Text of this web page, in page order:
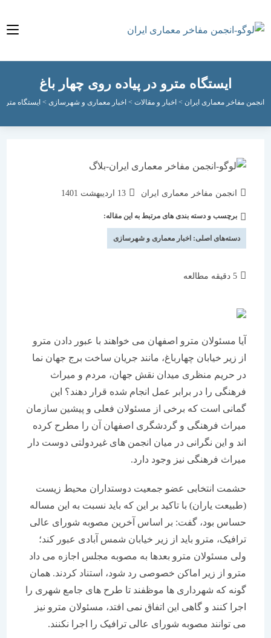
ایستگاه مترو در پیاده روی چهار باغ
مفاخر معماری ایران > اخبار و مقالات>اخبار معماری و شهرسازی>ایستگاه مترو در
انجمن مفاخر معماری ایران
نوشته
شده
است:
13 اردیبهشت 1401
برچسب و دسته بندی های مرتبط به این مقاله:
دسته‌های اصلی:اخبار معماری و شهرسازی
آیا مسئولان مترو اصفهان می خواهند با عبور دادن مترو
از زیر خیابان چهارباغ، مانند جریان ساخت برج جهان نما
در حریم منظری میدان نقش جهان، مردم و میراث
فرهنگی را در برابر عمل انجام شده قرار دهند؟ این
گمانی است که برخی از مسئولان فعلی و پیشین سازمان
میراث فرهنگی و گردشگری اصفهان آن را مطرح کرده
اند و این نگرانی در میان انجمن های غیردولتی دوست دار
میراث فرهنگی نیز وجود دارد.
حشمت انتخابی عضو جمعیت دوستداران محیط زیست
(طبیعت یاران) با تاکید بر این که باید نسبت به این مساله
حساس بود، گفت: بر اساس آخرین مصوبه شورای عالی
ترافیک، مترو باید از زیر خیابان شمس آبادی عبور کند؛
ولی مسئولان مترو بعدها به مصوبه مجلس اجازه می داد
مترو از زیر اماکن خصوصی رد شود، استناد کردند. همان
گونه که شهرداری ها موظفند تا طرح های جامع شهری را
اجرا کنند و گاهی این اتفاق نمی افتد، مسئولان مترو نیز
می توانند مصوبه شورای عالی ترافیک را اجرا نکنند.